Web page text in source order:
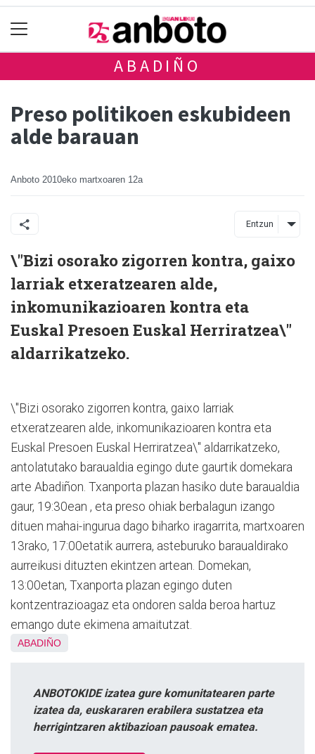
ABADIÑO
Preso politikoen eskubideen
alde barauan
Anboto 2010eko martxoaren 12a
Entzun
\"Bizi osorako zigorren kontra, gaixo
larriak etxeratzearen alde,
inkomunikazioaren kontra eta
Euskal Presoen Euskal Herriratzea\"
aldarrikatzeko.
\"Bizi osorako zigorren kontra, gaixo larriak
etxeratzearen alde, inkomunikazioaren kontra eta
Euskal Presoen Euskal Herriratzea\" aldarrikatzeko,
antolatutako baraualdia egingo dute gaurtik domekara
arte Abadiñon. Txanporta plazan hasiko dute baraualdia
gaur, 19:30ean , eta preso ohiak berbalagun izango
dituen mahai-ingurua dago biharko iragarrita, martxoaren
13rako, 17:00etatik aurrera, asteburuko baraualdirako
aurreikusi dituzten ekintzen artean. Domekan,
13:00etan, Txanporta plazan egingo duten
kontzentrazioagaz eta ondoren salda beroa hartuz
emango dute ekimena amaitutzat.
ABADIÑO
ANBOTOKIDE izatea gure komunitatearen parte
izatea da, euskararen erabilera sustatzea eta
herrigintzaren aktibazioan pausoak ematea.